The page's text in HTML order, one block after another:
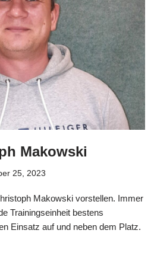
Makowski
25, 2023
Makowski vorstellen. Immer
Trainingseinheit bestens
Einsatz auf und neben dem Platz.